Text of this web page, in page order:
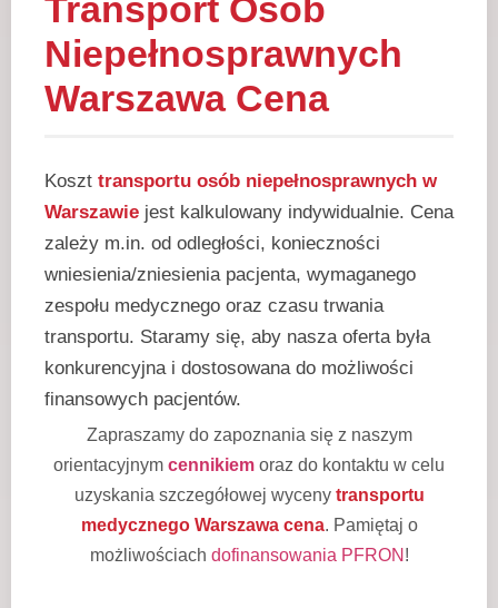
Transport Osób
Niepełnosprawnych
Warszawa Cena
Koszt transportu osób niepełnosprawnych w
Warszawie jest kalkulowany indywidualnie. Cena
zależy m.in. od odległości, konieczności
wniesienia/zniesienia pacjenta, wymaganego
zespołu medycznego oraz czasu trwania
transportu. Staramy się, aby nasza oferta była
konkurencyjna i dostosowana do możliwości
finansowych pacjentów.
Zapraszamy do zapoznania się z naszym
orientacyjnym cennikiem oraz do kontaktu w celu
uzyskania szczegółowej wyceny transportu
medycznego Warszawa cena. Pamiętaj o
możliwościach dofinansowania PFRON !